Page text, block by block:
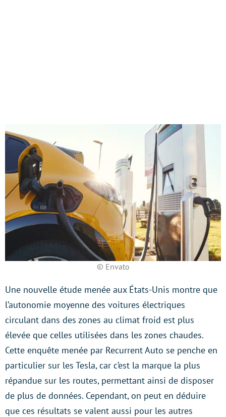
© Envato
Une nouvelle étude menée aux États-Unis montre que
l’autonomie moyenne des voitures électriques
circulant dans des zones au climat froid est plus
élevée que celles utilisées dans les zones chaudes.
Cette enquête menée par Recurrent Auto se penche en
particulier sur les Tesla, car c’est la marque la plus
répandue sur les routes, permettant ainsi de disposer
de plus de données. Cependant, on peut en déduire
que ces résultats se valent aussi pour les autres